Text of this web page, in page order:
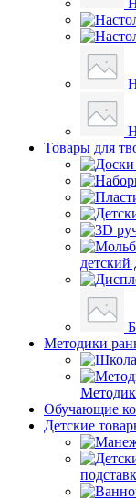
Товары для
детский
Методики
Обучающие
Детские